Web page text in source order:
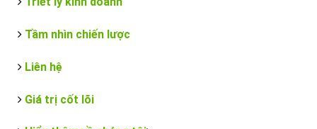
Tầm nhìn chiến lược
Liên hệ
Giá trị cốt lõi